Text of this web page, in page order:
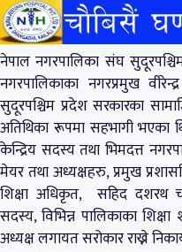
नेपाल नगरपालिका संघ
नगरपालिकाका नगरप्रमुख
सुदूरपश्चिम प्रदेश सरकारका
अतिथिका रूपमा सहभागी भएका
केन्द्रिय सदस्य तथा भिमदत्त
मेयर तथा अध्यक्षहरु, प्रमुख
शिक्षा अधिकृत, सहिद दशरथ
सदस्य, विभिन्न पालिकाका
अध्यक्ष लगायत सरोकार राख्ने